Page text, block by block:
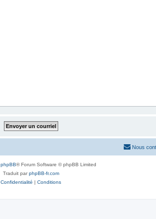
Nous
phpBB® Forum Software © phpBB Limited
Traduit parphpBB-fr.com
Confidentialité | Conditions